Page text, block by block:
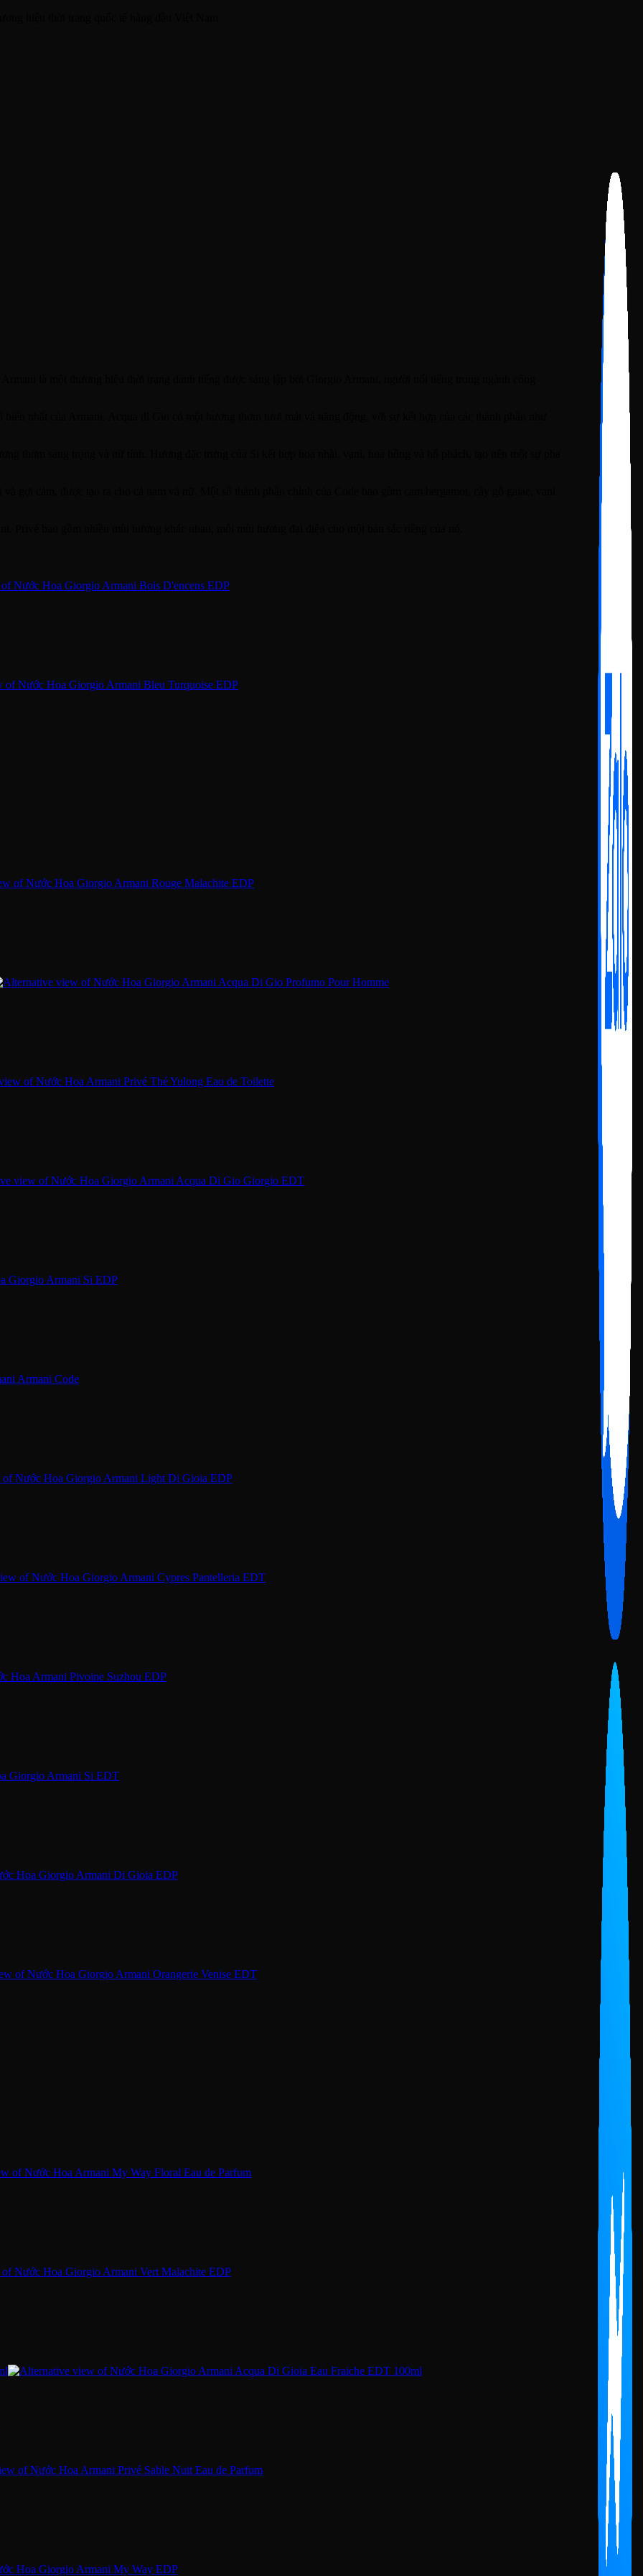
là một thương hiệu thời trang danh tiếng được sáng lập bởi Giorgio Armani, người nổi tiếng trong ngành công
nhất của Armani. Acqua di Gio có một hương thơm tươi mát và năng động, với sự kết hợp của các thành phần như
thơm sang trọng và nữ tính. Hương đặc trưng của Si kết hợp hoa nhài, vani, hoa hồng và hổ phách, tạo nên một sự pha
gợi cảm, được tạo ra cho cả nam và nữ. Một số thành phần chính của Code bao gồm cam bergamot, cây gỗ gaiac, vani
Privé bao gồm nhiều mùi hương khác nhau, mỗi mùi hương đại diện cho một bản sắc riêng của nó.